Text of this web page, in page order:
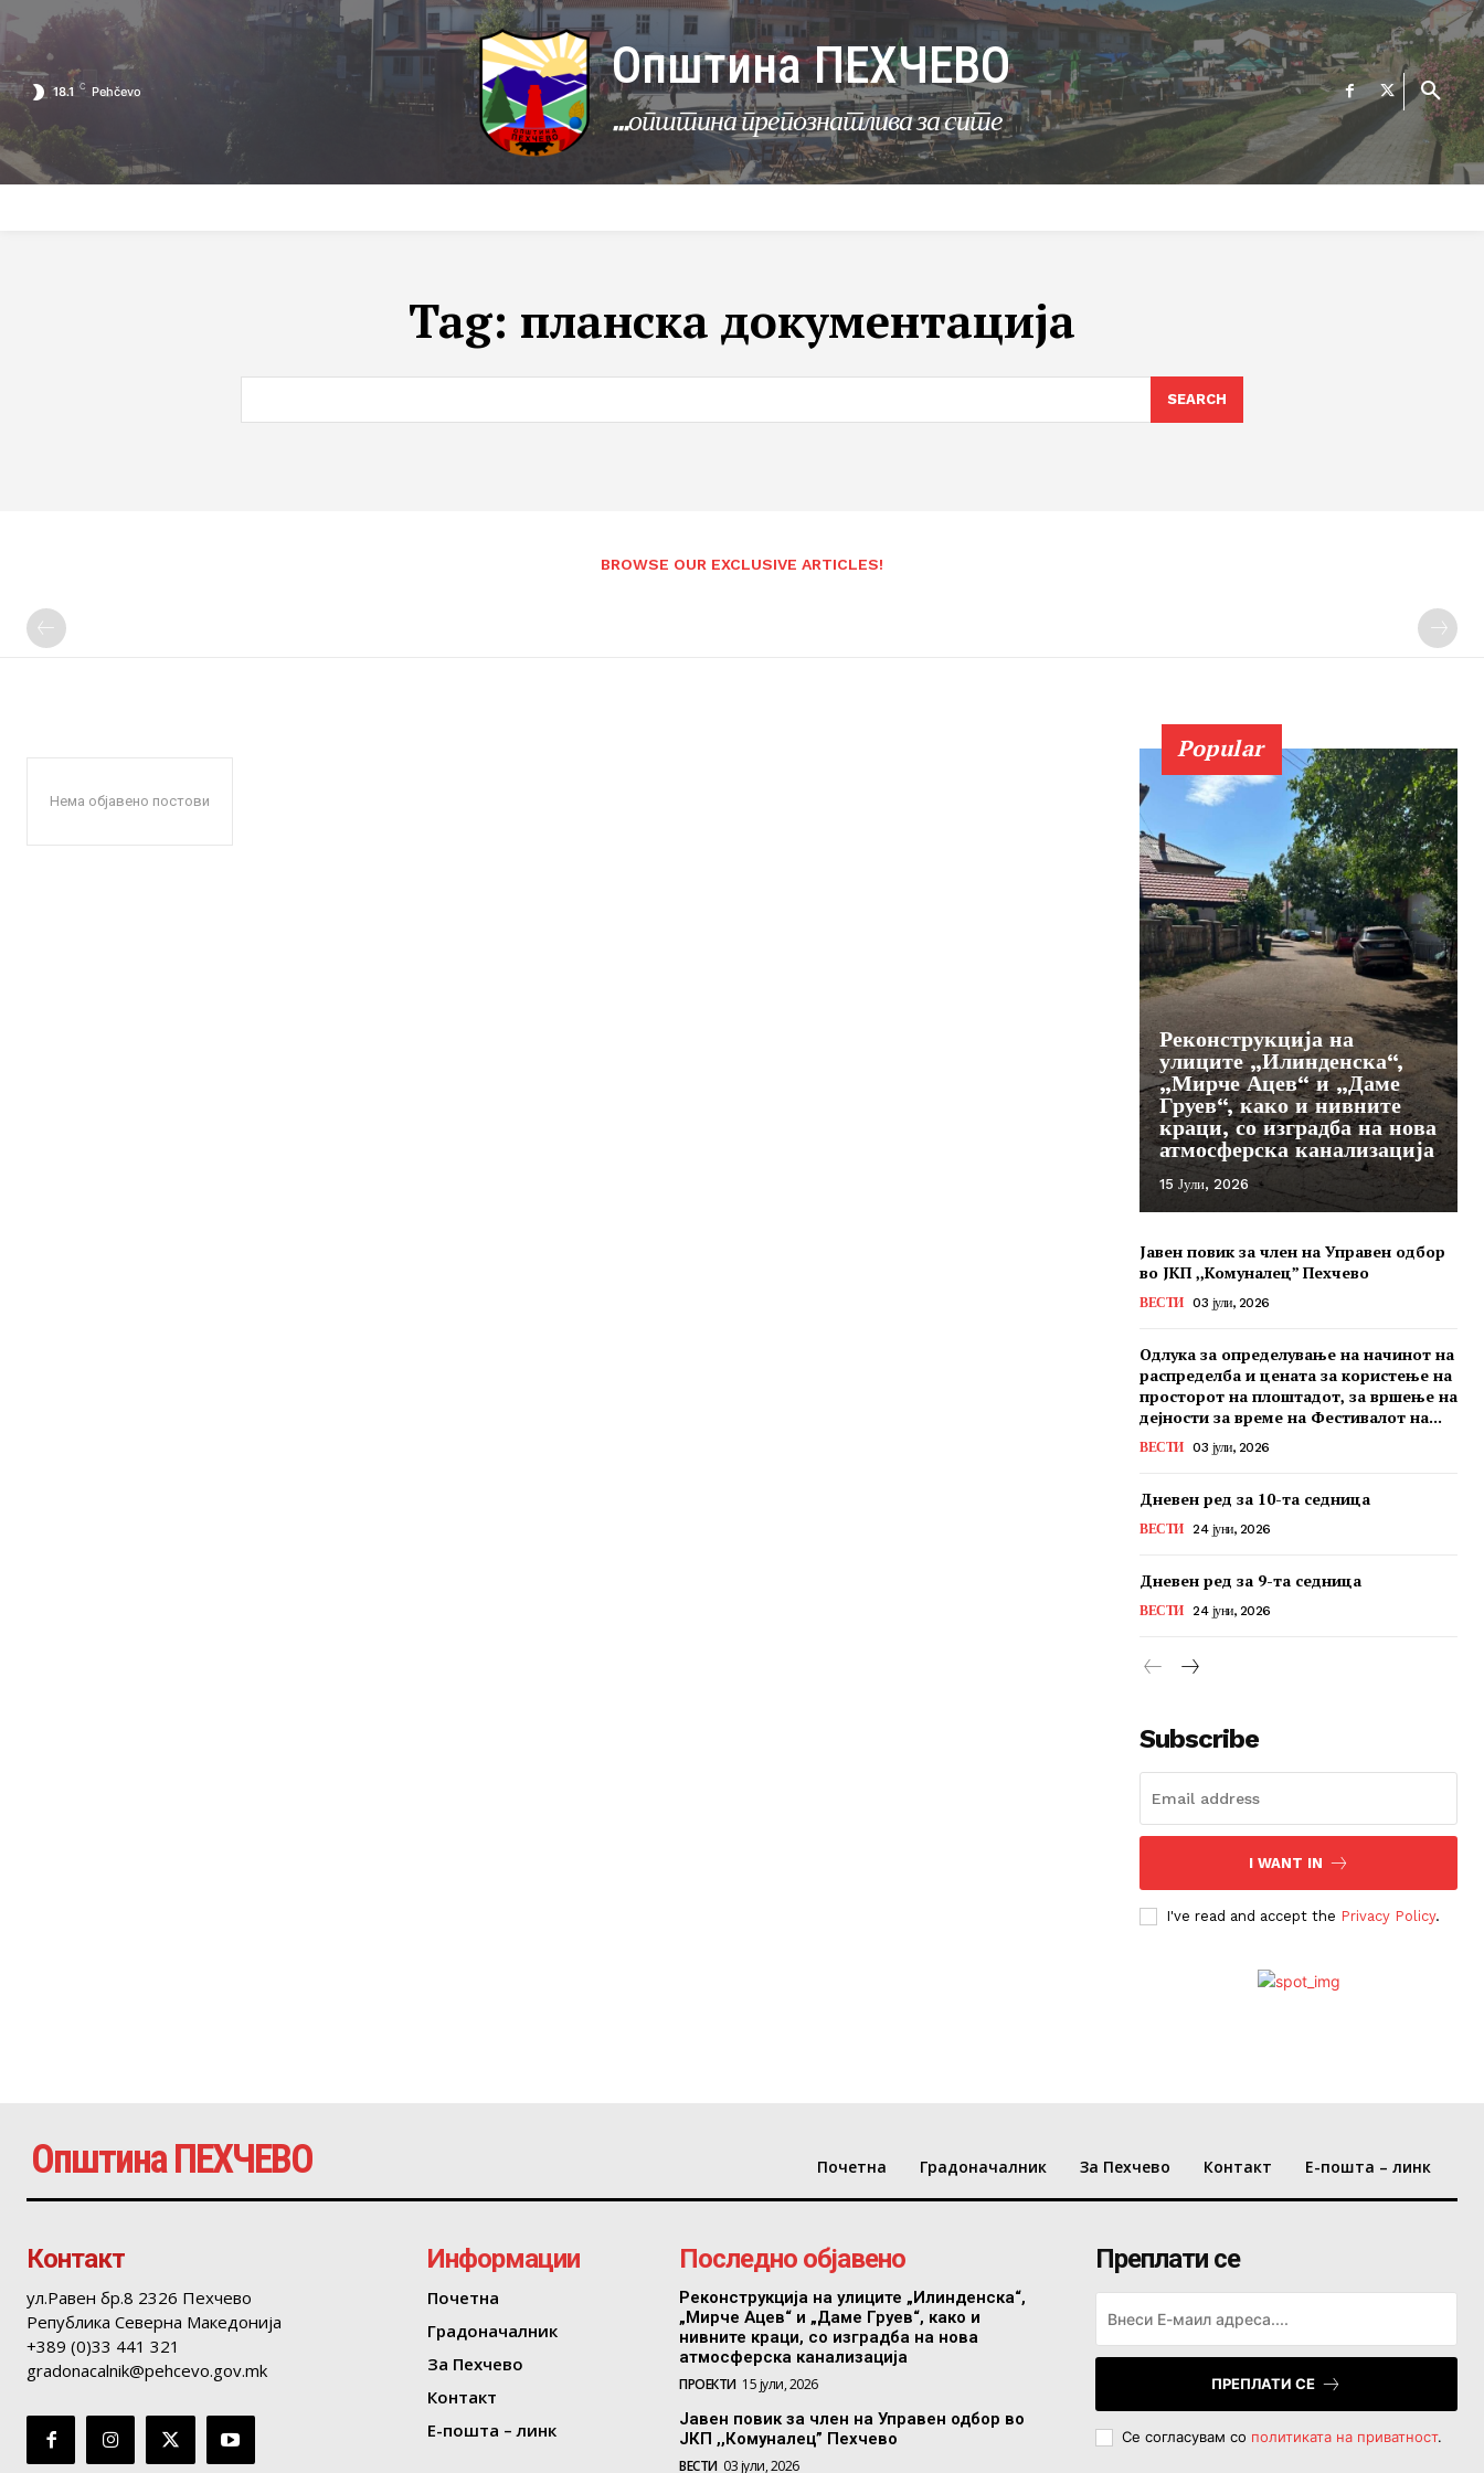
18.1 C Pehčevo Општина ПЕХЧЕВО
...општина препознатлива за сите
Tag: планска документација
SEARCH
BROWSE OUR EXCLUSIVE ARTICLES!
Нема објавено постови
Popular
Реконструкција на
улиците „Илинденска“,
„Мирче Ацев“ и „Даме
Груев“, како и нивните
краци, со изградба на нова
атмосферска канализација
15 Јули, 2026
Јавен повик за член на Управен одбор
во ЈКП ,,Комуналец” Пехчево
ВЕСТИ 03 јули, 2026
Одлука за определување на начинот на
распределба и цената за користење на
просторот на плоштадот, за вршење на
дејности за време на Фестивалот на...
ВЕСТИ 03 јули, 2026
Дневен ред за 10-та седница
ВЕСТИ 24 јуни, 2026
Дневен ред за 9-та седница
ВЕСТИ 24 јуни, 2026
Subscribe
I WANT IN
I've read and accept the Privacy Policy.
Општина ПЕХЧЕВО Почетна Градоначалник За Пехчево Контакт Е-пошта – линк
Контакт
ул.Равен бр.8 2326 Пехчево
Република Северна Македонија
+389 (0)33 441 321
gradonacalnik@pehcevo.gov.mk
Информации
Почетна
Градоначалник
За Пехчево
Контакт
Е-пошта – линк
Последно објавено
Реконструкција на улиците „Илинденска“,
„Мирче Ацев“ и „Даме Груев“, како и
нивните краци, со изградба на нова
атмосферска канализација
ПРОЕКТИ 15 јули, 2026
Јавен повик за член на Управен одбор во
ЈКП ,,Комуналец” Пехчево
ВЕСТИ 03 јули, 2026
Преплати се
ПРЕПЛАТИ СЕ
Се согласувам со политиката на приватност.